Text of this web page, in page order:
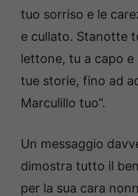
tuo sorriso e le
e cullato. Stanotte
lettone, tu a capo e
tue storie, fino ad
Marculillo tuo”.
Un messaggio
dimostra tutto il
per la sua cara